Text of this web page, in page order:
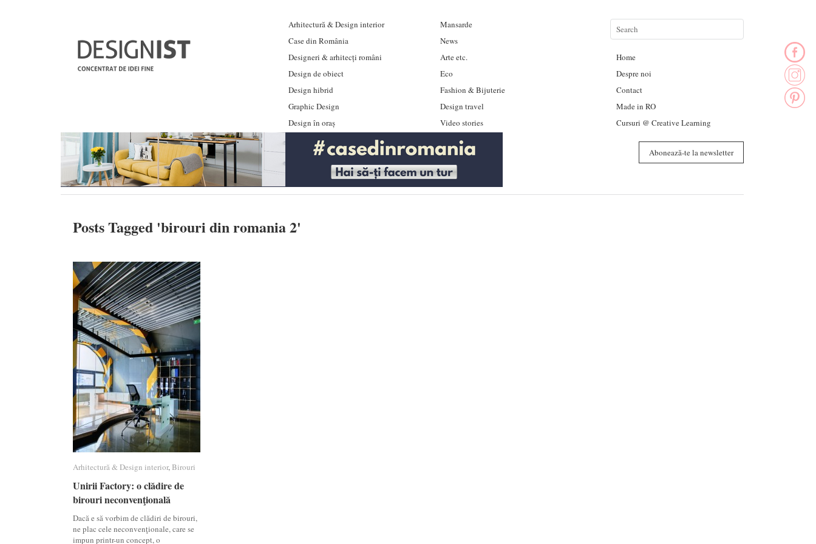
Arhitectură & Design interior
Case din România
Designeri & arhitecți români
Design de obiect
Design hibrid
Graphic Design
Design în oraș
Mansarde
News
Arte etc.
Eco
Fashion & Bijuterie
Design travel
Video stories
Home
Despre noi
Contact
Made in RO
Cursuri @ Creative Learning
Abonează-te la newsletter
Posts Tagged 'birouri din romania 2'
Arhitectură & Design interior, Birouri
Unirii Factory: o clădire de
birouri neconvenţională
Dacă e să vorbim de clădiri de birouri,
ne plac cele neconvenţionale, care se
impun printr-un concept, o
Arhitectură & Design interior Birouri
Unirii Factory: o clădire de
birouri neconvenţională